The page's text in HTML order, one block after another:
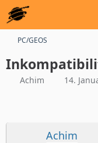
PC/GEOS
Achim 14.
Achim